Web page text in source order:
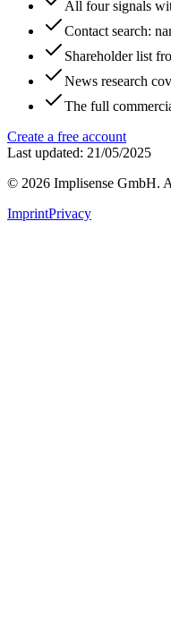
All four signals
Contact search:
Shareholder list
News research
The full
Create a free account
Last updated: 21/05/2025
© 2026 Implisense GmbH.
ImprintPrivacy